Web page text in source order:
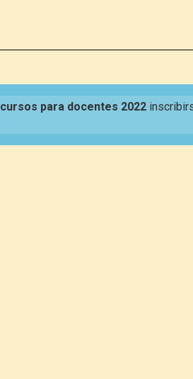
cursos para docentes 2022